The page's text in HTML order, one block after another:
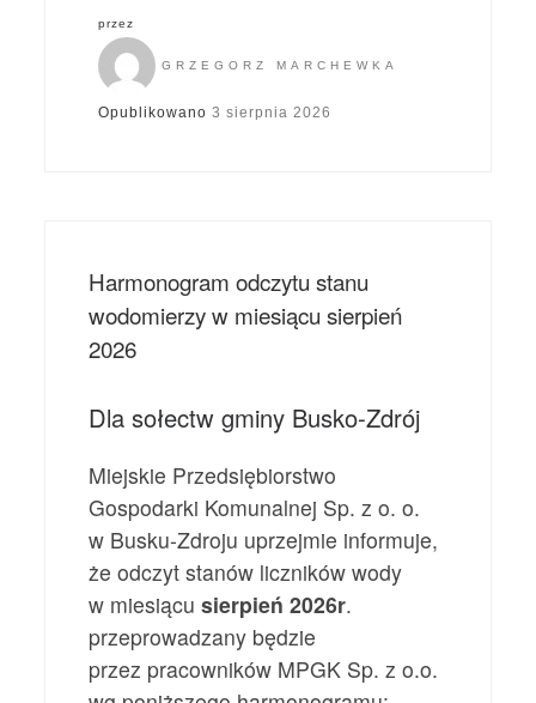
przez
GRZEGORZ MARCHEWKA
Opublikowano3 sierpnia 2026
Harmonogram odczytu stanu
wodomierzy w miesiącu sierpień
2026
Dla sołectw gminy Busko-Zdrój
Miejskie Przedsiębiorstwo
Gospodarki Komunalnej Sp. z o. o.
w Busku-Zdroju uprzejmie informuje,
że odczyt stanów liczników wody
w miesiącusierpień 2026r.
przeprowadzany będzie
przez pracowników MPGK Sp. z o.o.